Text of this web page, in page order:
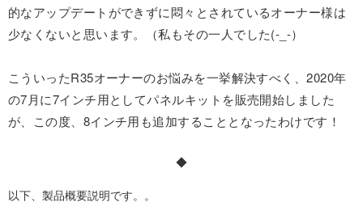
的なアップデートができずに悶々とされているオーナー様は
少なくないと思います。（私もその一人でした(-_-）
こういったR35オーナーのお悩みを一挙解決すべく、2020年
の7月に7インチ用としてパネルキットを販売開始しました
が、この度、8インチ用も追加することとなったわけです！
◆
以下、製品概要説明です。。